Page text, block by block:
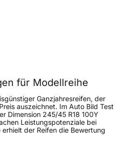
km/h
für Modellreihe
Ganzjahresreifen, der
auszeichnet. Im Auto Bild Test
Dimension 245/45 R18 100Y
Leistungspotenziale bei
der Reifen die Bewertung